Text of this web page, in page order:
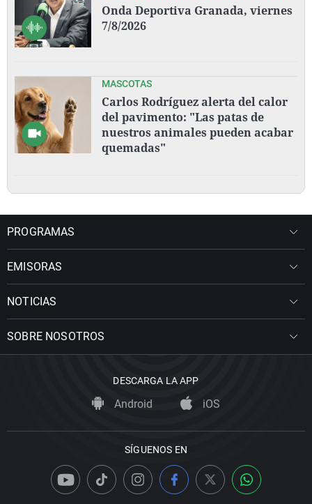
EN ESTA PRETEMPORADA DEL GRANADA
CF, CON PEDRO LARA Y TODO SU EQUIPO
Onda Deportiva Granada, viernes
7/8/2026
MASCOTAS
Carlos Rodríguez alerta del calor
del pavimento: "Las patas de
nuestros animales pueden acabar
quemadas"
PROGRAMAS
EMISORAS
NOTICIAS
SOBRE NOSOTROS
DESCARGA LA APP
Android iOS
SÍGUENOS EN